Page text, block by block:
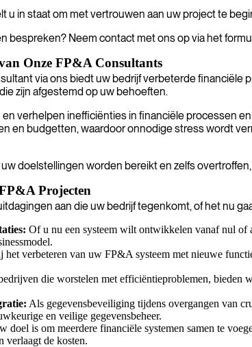
u in staat om met vertrouwen aan uw project te
bespreken? Neem contact met ons op via het
Onze FP&A Consultants
via ons biedt uw bedrijf verbeterde
zijn afgestemd op uw behoeften.
verhelpen inefficiënties in financiële processen
en budgetten, waardoor onnodige stress wordt
doelstellingen worden bereikt en zelfs
Projecten
aan die uw bedrijf tegenkomt, of het nu
Of u nu een systeem wilt ontwikkelen vanaf nul of
het verbeteren van uw FP&A systeem met nieuwe
die worstelen met efficiëntieproblemen, bieden
Als gegevensbeveiliging tijdens overgangen van
en veilige gegevensbeheer.
doel is om meerdere financiële systemen samen te
verlaagt de kosten.